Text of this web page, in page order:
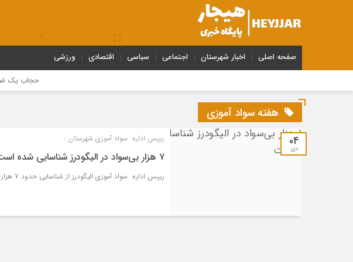
صفحه اصلی اخبار شهرستان اجتماعی سیاسی اقتصادی ورزشی
حجاب یک ضرورت
هفته سواد آموزی
۰۴
دی
رییس اداره سواد آموزی شهرستان :
۷ هزار بی‌سواد در الیگودرز شناسایی شده است
رییس اداره سواد آموزی الیگودرز از شناسایی حدود 7 هزار بی سواد در سطح این شهرستان خبر داد .